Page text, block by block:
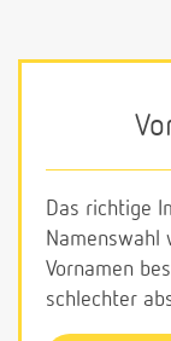
Das richtige
Namenswahl
Vornamen
schlechter